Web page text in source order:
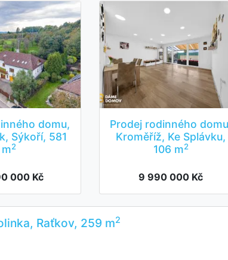
domu,
Sýkoří, 581
m2
000 Kč
Prodej rodinného
Kroměříž, Ke Splávku,
106 m2
9 990 000 Kč
Raťkov, 259 m2